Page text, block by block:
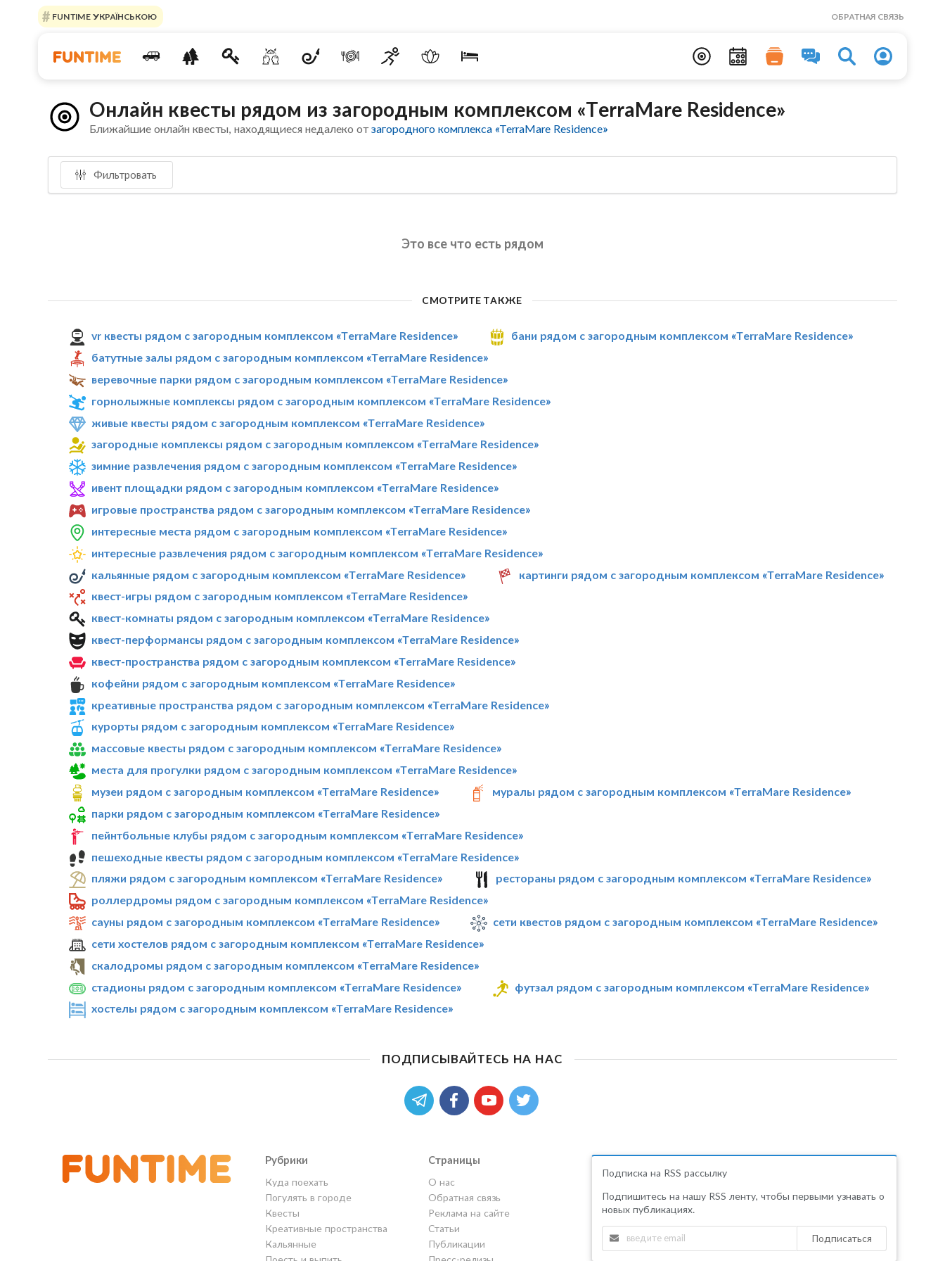
FUNTIME УКРАЇНСЬКОЮ ОБРАТНАЯ СВЯЗЬ
Онлайн квесты рядом из загородным комплексом «TerraMare Residence»
Ближайшие онлайн квесты, находящиеся недалеко отзагородного комплекса «TerraMare Residence»
Фильтровать
Это все что есть рядом
СМОТРИТЕ ТАКЖЕ
vr квесты рядом с загородным комплексом «TerraMare Residence»
бани рядом с загородным комплексом «TerraMare Residence»
батутные залы рядом с загородным комплексом «TerraMare Residence»
веревочные парки рядом с загородным комплексом «TerraMare Residence»
горнолыжные комплексы рядом с загородным комплексом «TerraMare Residence»
живые квесты рядом с загородным комплексом «TerraMare Residence»
загородные комплексы рядом с загородным комплексом «TerraMare Residence»
зимние развлечения рядом с загородным комплексом «TerraMare Residence»
ивент площадки рядом с загородным комплексом «TerraMare Residence»
игровые пространства рядом с загородным комплексом «TerraMare Residence»
интересные места рядом с загородным комплексом «TerraMare Residence»
интересные развлечения рядом с загородным комплексом «TerraMare Residence»
кальянные рядом с загородным комплексом «TerraMare Residence»
картинги рядом с загородным комплексом «TerraMare Residence»
квест-игры рядом с загородным комплексом «TerraMare Residence»
квест-комнаты рядом с загородным комплексом «TerraMare Residence»
квест-перформансы рядом с загородным комплексом «TerraMare Residence»
квест-пространства рядом с загородным комплексом «TerraMare Residence»
кофейни рядом с загородным комплексом «TerraMare Residence»
креативные пространства рядом с загородным комплексом «TerraMare Residence»
курорты рядом с загородным комплексом «TerraMare Residence»
массовые квесты рядом с загородным комплексом «TerraMare Residence»
места для прогулки рядом с загородным комплексом «TerraMare Residence»
музеи рядом с загородным комплексом «TerraMare Residence»
муралы рядом с загородным комплексом «TerraMare Residence»
парки рядом с загородным комплексом «TerraMare Residence»
пейнтбольные клубы рядом с загородным комплексом «TerraMare Residence»
пешеходные квесты рядом с загородным комплексом «TerraMare Residence»
пляжи рядом с загородным комплексом «TerraMare Residence»
рестораны рядом с загородным комплексом «TerraMare Residence»
роллердромы рядом с загородным комплексом «TerraMare Residence»
сауны рядом с загородным комплексом «TerraMare Residence»
сети квестов рядом с загородным комплексом «TerraMare Residence»
сети хостелов рядом с загородным комплексом «TerraMare Residence»
скалодромы рядом с загородным комплексом «TerraMare Residence»
стадионы рядом с загородным комплексом «TerraMare Residence»
футзал рядом с загородным комплексом «TerraMare Residence»
хостелы рядом с загородным комплексом «TerraMare Residence»
ПОДПИСЫВАЙТЕСЬ НА НАС
Рубрики
Куда поехать
Погулять в городе
Квесты
Креативные пространства
Кальянные
Страницы
О нас
Обратная связь
Реклама на сайте
Статьи
Публикации
Подписка на RSS рассылку
Подпишитесь на нашу RSS ленту, чтобы первыми узнавать о
новых публикациях.
Подписаться